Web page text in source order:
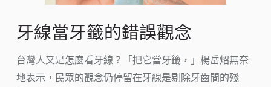
牙線當牙籤的錯誤觀念
台灣人又是怎麼看牙線？「把它當牙籤，」楊岳炤無奈
地表示，民眾的觀念仍停留在牙線是剔除牙齒間的殘